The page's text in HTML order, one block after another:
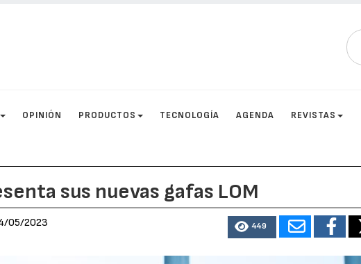
OPINIÓN PRODUCTOS TECNOLOGÍA AGENDA REVISTAS
sus nuevas gafas LOM
05/2023 449